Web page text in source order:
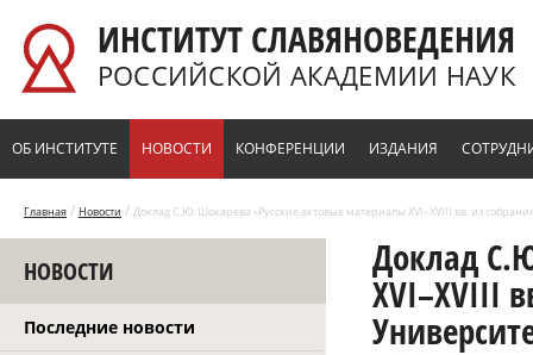
ИНСТИТУТ СЛАВЯНОВЕДЕНИЯ
РОССИЙСКОЙ АКАДЕМИИ НАУК
ОБ ИНСТИТУТЕ НОВОСТИ КОНФЕРЕНЦИИ ИЗДАНИЯ
Главная / Новости / Доклад С.Ю. Шокарева «Русские актовые материалы XVI–XVIII вв. из
НОВОСТИ
Последние новости
Доклад
XVI–XVIII